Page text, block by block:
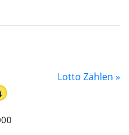
Lotto Zahlen »